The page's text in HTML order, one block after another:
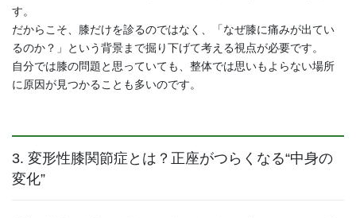
す。
だからこそ、膝だけを診るのではなく、「なぜ膝に痛みが出てい
るのか？」という背景まで掘り下げて考える視点が必要です。
自分では膝の問題と思っていても、整体では思いもよらない場所
に原因が見つかることも多いのです。
3. 変形性膝関節症とは？正座がつらくなる“中身の
変化”